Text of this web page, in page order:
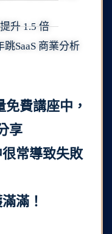
升 1.5 倍
SaaS 商業分析
費講座中，
享
常導致失敗
滿！